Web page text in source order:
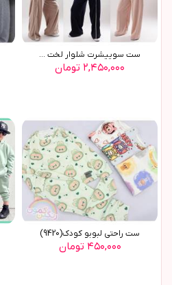
ست سوييشرت شلوار لخت ...
۲,۴۵۰,۰۰۰ تومان
ست راحتي لبوبو کودک(9420)
۴۵۰,۰۰۰ تومان